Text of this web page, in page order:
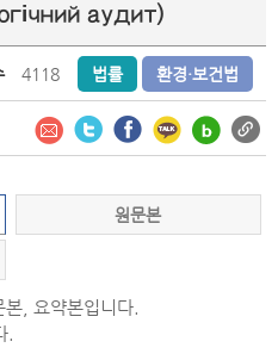
аудит)
4118 법률 환경·보건법
원문본
, 요약본입니다.
.